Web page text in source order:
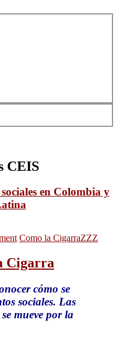
CEIS
en Colombia y
Como la CigarraZZZ
Cigarra
cómo se
sociales. Las
mueve por la